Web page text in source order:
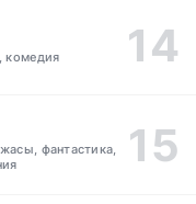
комедия
фантастика,